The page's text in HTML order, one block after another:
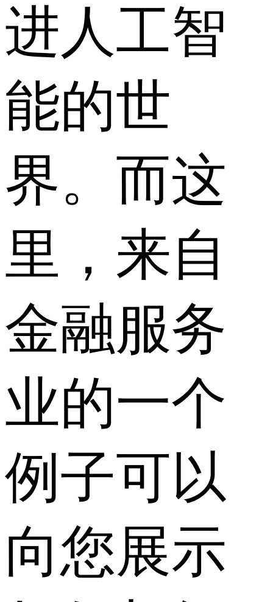
进人工智
能的世
界。而这
里，来自
金融服务
业的一个
例子可以
向您展示